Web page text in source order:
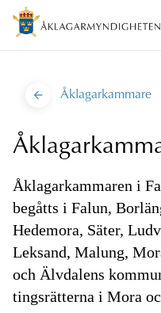
Åklagarkammare
Åklagarkammaren i
begåtts i Falun,
Hedemora, Säter,
Leksand, Malung,
och Älvdalens
tingsrätterna i Mora